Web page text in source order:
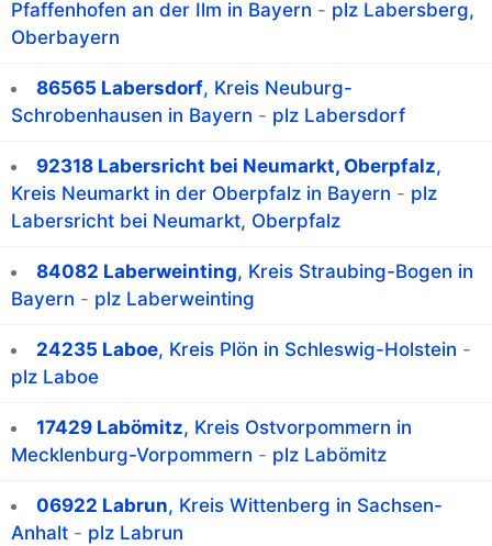
Pfaffenhofen an der Ilm in Bayern - plz Labersberg,
Oberbayern
86565 Labersdorf, Kreis Neuburg-
Schrobenhausen in Bayern - plz Labersdorf
92318 Labersricht bei Neumarkt, Oberpfalz,
Kreis Neumarkt in der Oberpfalz in Bayern - plz
Labersricht bei Neumarkt, Oberpfalz
84082 Laberweinting, Kreis Straubing-Bogen in
Bayern - plz Laberweinting
24235 Laboe, Kreis Plön in Schleswig-Holstein -
plz Laboe
17429 Labömitz, Kreis Ostvorpommern in
Mecklenburg-Vorpommern - plz Labömitz
06922 Labrun, Kreis Wittenberg in Sachsen-
Anhalt - plz Labrun